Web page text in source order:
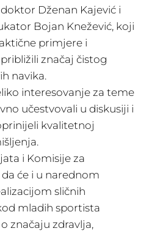
Dženan Kajević i
Bojan Knežević, koji
primjere i
značaj čistog
navika.
interesovanje za teme
učestvovali u diskusiji i
kvalitetnoj
i Komisije za
će i u narednom
sličnih
mladih sportista
značaju zdravlja,